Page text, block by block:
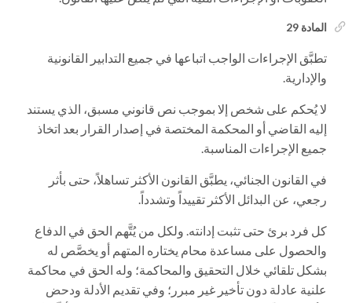
المادة 29
تطبَّق الإجراءات الواجب اتباعها في جميع التدابير القانونية
والإدارية.
لا يُحكم على شخص إلا بموجب نص قانوني مسبق، الذي يستند
إليه القاضي أو المحكمة المختصة في إصدار القرار بعد اتخاذ
جميع الإجراءات المناسبة.
في القانون الجنائي، يطبَّق القانون الأكثر تساهلاً، حتى بأثر
رجعي، عن البدائل الأكثر تقييداً وتشدداً.
كل فرد برئ حتى تثبت إدانته. ولكل من يُتَّهم الحق في الدفاع
والحصول على مساعدة محام يختاره المتهم أو يخصَّص له
بشكل تلقائي خلال التحقيق والمحاكمة؛ وله الحق في محاكمة
علنية عادلة دون تأخير غير مبرر؛ وفي تقديم الأدلة ودحض